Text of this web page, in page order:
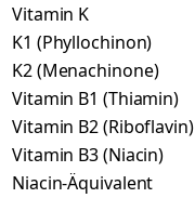
Vitamin K
K1 (Phyllochinon)
K2 (Menachinone)
Vitamin B1 (Thiamin)
Vitamin B2 (Riboflavin)
Vitamin B3 (Niacin)
Niacin-Äquivalent